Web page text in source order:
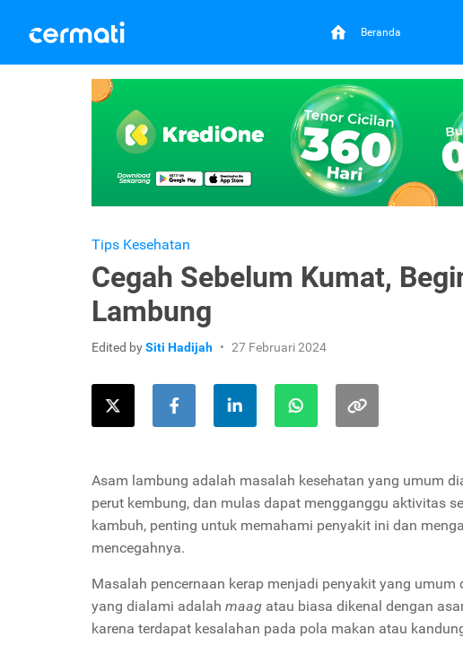
Beranda
Tips Kesehatan
Cegah Sebelum Kumat,
Lambung
Edited bySiti Hadijah 27 Februari 2024
Asam lambung adalah masalah kesehatan yang umum
perut kembung, dan mulas dapat mengganggu aktivitas
kambuh, penting untuk memahami penyakit ini dan
mencegahnya.
Masalah pencernaan kerap menjadi penyakit yang
yang dialami adalah maag atau biasa dikenal dengan
karena terdapat kesalahan pada pola makan atau